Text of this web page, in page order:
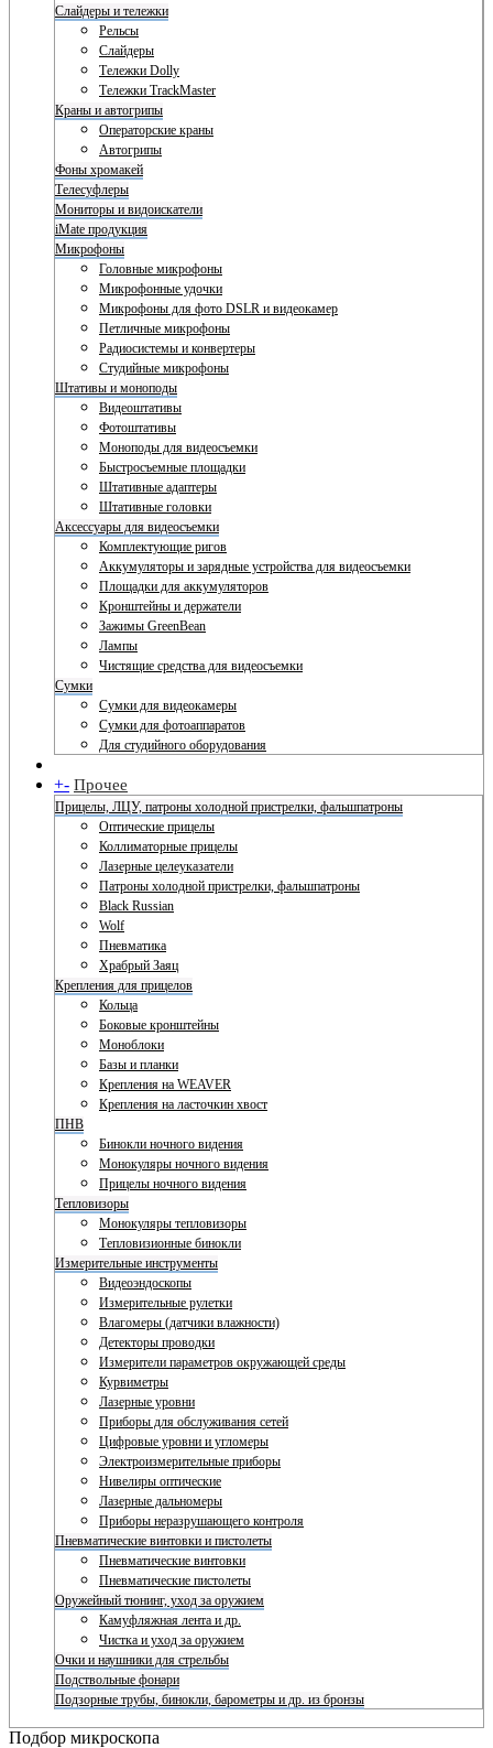
Слайдеры и тележки
Рельсы
Слайдеры
Тележки Dolly
Тележки TrackMaster
Краны и автогрипы
Операторские краны
Автогрипы
Фоны хромакей
Телесуфлеры
Мониторы и видоискатели
iMate продукция
Микрофоны
Головные микрофоны
Микрофонные удочки
Микрофоны для фото DSLR и видеокамер
Петличные микрофоны
Радиосистемы и конвертеры
Студийные микрофоны
Штативы и моноподы
Видеоштативы
Фотоштативы
Моноподы для видеосъемки
Быстросъемные площадки
Штативные адаптеры
Штативные головки
Аксессуары для видеосъемки
Комплектующие ригов
Аккумуляторы и зарядные устройства для видеосъемки
Площадки для аккумуляторов
Кронштейны и держатели
Зажимы GreenBean
Лампы
Чистящие средства для видеосъемки
Сумки
Сумки для видеокамеры
Сумки для фотоаппаратов
Для студийного оборудования
+- Прочее
Прицелы, ЛЦУ, патроны холодной пристрелки, фальшпатроны
Оптические прицелы
Коллиматорные прицелы
Лазерные целеуказатели
Патроны холодной пристрелки, фальшпатроны
Black Russian
Wolf
Пневматика
Храбрый Заяц
Крепления для прицелов
Кольца
Боковые кронштейны
Моноблоки
Базы и планки
Крепления на WEAVER
Крепления на ласточкин хвост
ПНВ
Бинокли ночного видения
Монокуляры ночного видения
Прицелы ночного видения
Тепловизоры
Монокуляры тепловизоры
Тепловизионные бинокли
Измерительные инструменты
Видеоэндоскопы
Измерительные рулетки
Влагомеры (датчики влажности)
Детекторы проводки
Измерители параметров окружающей среды
Курвиметры
Лазерные уровни
Приборы для обслуживания сетей
Цифровые уровни и угломеры
Электроизмерительные приборы
Нивелиры оптические
Лазерные дальномеры
Приборы неразрушающего контроля
Пневматические винтовки и пистолеты
Пневматические винтовки
Пневматические пистолеты
Оружейный тюнинг, уход за оружием
Камуфляжная лента и др.
Чистка и уход за оружием
Очки и наушники для стрельбы
Подствольные фонари
Подзорные трубы, бинокли, барометры и др. из бронзы
Подбор микроскопа